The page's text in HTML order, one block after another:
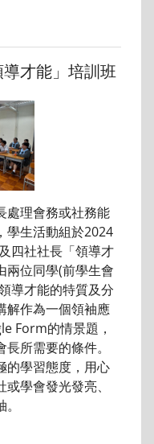
才能」培訓班
理會務或社務能
學生活動組於2024
四社社長「領導才
兩位同學(前學生會
導才能的特質及分
解作為一個領袖應
Form的情景題，
所需要的條件。
的學習態度，用心
學會發光發亮、